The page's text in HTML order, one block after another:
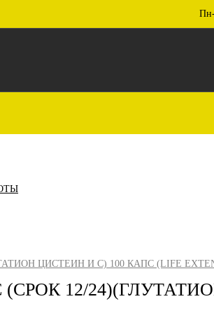
ЦИСТЕИН И С) 100 КАПС (LIFE
(СРОК 12/